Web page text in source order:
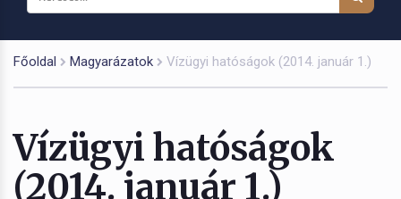
Főoldal Magyarázatok Vízügyi hatóságok (2014. január 1.)
Vízügyi hatóságok
(2014. január 1.)